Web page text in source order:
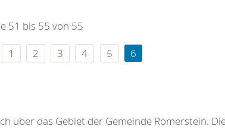
51 bis 55 von 55
1 2 3 4 5 6
über das Gebiet der Gemeinde Römerstein.